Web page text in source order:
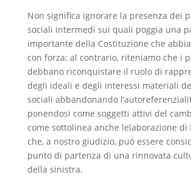
Non significa ignorare la presenza dei
sociali intermedi sui quali poggia una
importante della Costituzione che
con forza; al contrario, riteniamo che i
debbano riconquistare il ruolo di
degli ideali e degli interessi materiali
sociali abbandonando
ponendosi come soggetti attivi del
come sottolinea anche lelaborazione
che, a nostro giudizio, può essere
punto di partenza di una rinnovata
della sinistra.